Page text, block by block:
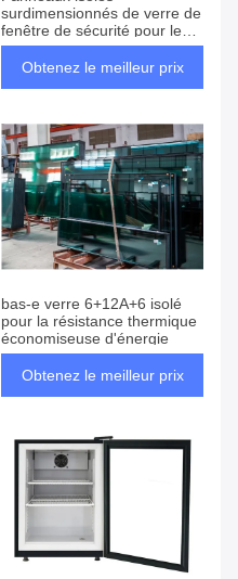
surdimensionnés de verre de
fenêtre de sécurité pour le
verre avant de magasin
Obtenez le meilleur prix
bas-e verre 6+12A+6 isolé
pour la résistance thermique
économiseuse d'énergie
Obtenez le meilleur prix